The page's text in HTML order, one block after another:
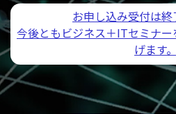
お申し込み受付は終
今後ともビジネス＋ITセミナ
げます。